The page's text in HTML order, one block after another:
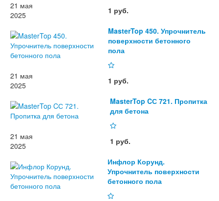
21 мая
2025
1 руб.
MasterTop 450. Упрочнитель
поверхности бетонного
пола
21 мая
2025
1 руб.
MasterTop CС 721. Пропитка
для бетона
21 мая
2025
1 руб.
Инфлор Корунд.
Упрочнитель поверхности
бетонного пола